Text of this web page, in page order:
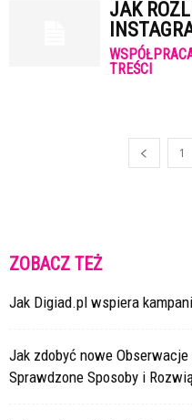
JAK
TREŚCI
1
ZOBACZ TEŻ
Jak Digiad.pl wspiera
Jak zdobyć nowe Obserwacje
Sprawdzone Sposoby i